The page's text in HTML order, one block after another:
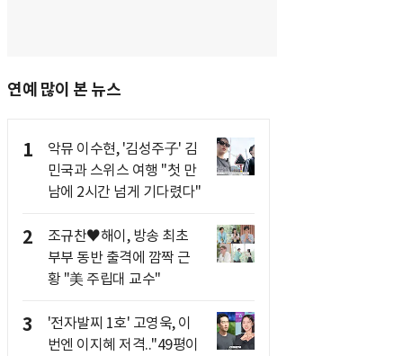
연예 많이 본 뉴스
1
악뮤 이수현, '김성주子' 김
민국과 스위스 여행 "첫 만
남에 2시간 넘게 기다렸다"
2
조규찬♥해이, 방송 최초
부부 동반 출격에 깜짝 근
황 "美 주립대 교수"
3
'전자발찌 1호' 고영욱, 이
번엔 이지혜 저격.."49평이